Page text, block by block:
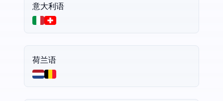
意大利语
荷兰语